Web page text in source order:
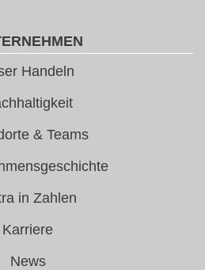
Handeln
& Teams
in Zahlen
Karriere
News